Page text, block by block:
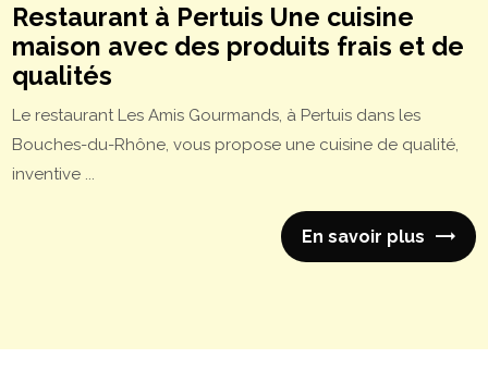
Restaurant à Pertuis Une cuisine
maison avec des produits frais et de
qualités
Le restaurant Les Amis Gourmands, à Pertuis dans les
Bouches-du-Rhône, vous propose une cuisine de qualité,
inventive ...
En savoir plus